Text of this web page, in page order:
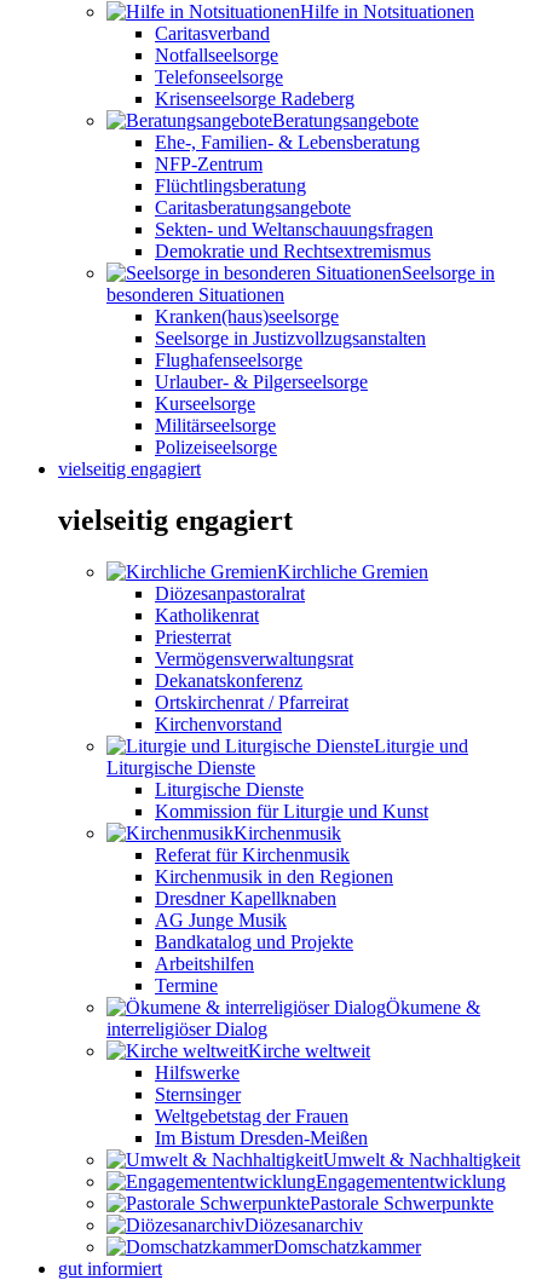
Hilfe in Notsituationen
Caritasverband
Notfallseelsorge
Telefonseelsorge
Krisenseelsorge Radeberg
Beratungsangebote
Ehe-, Familien- & Lebensberatung
NFP-Zentrum
Flüchtlingsberatung
Caritasberatungsangebote
Sekten- und Weltanschauungsfragen
Demokratie und Rechtsextremismus
Seelsorge in
besonderen Situationen
Kranken(haus)seelsorge
Seelsorge in Justizvollzugsanstalten
Flughafenseelsorge
Urlauber- & Pilgerseelsorge
Kurseelsorge
Militärseelsorge
Polizeiseelsorge
vielseitig engagiert
vielseitig engagiert
Kirchliche Gremien
Diözesanpastoralrat
Katholikenrat
Priesterrat
Vermögensverwaltungsrat
Dekanatskonferenz
Ortskirchenrat / Pfarreirat
Kirchenvorstand
Liturgie und
Liturgische Dienste
Liturgische Dienste
Kommission für Liturgie und Kunst
Kirchenmusik
Referat für Kirchenmusik
Kirchenmusik in den Regionen
Dresdner Kapellknaben
AG Junge Musik
Bandkatalog und Projekte
Arbeitshilfen
Termine
Ökumene &
interreligiöser Dialog
Kirche weltweit
Hilfswerke
Sternsinger
Weltgebetstag der Frauen
Im Bistum Dresden-Meißen
Umwelt & Nachhaltigkeit
Engagemententwicklung
Pastorale Schwerpunkte
Diözesanarchiv
Domschatzkammer
gut informiert